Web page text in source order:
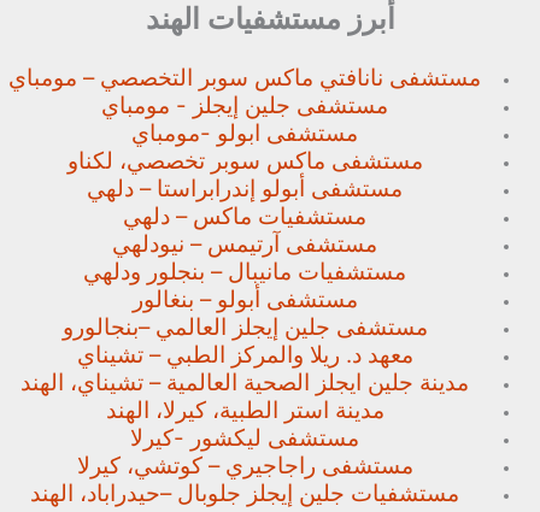
أبرز مستشفيات الهند
مستشفى نانافتي ماكس سوبر التخصصي – مومباي
مستشفى جلين إيجلز - مومباي
مستشفى ابولو -مومباي
مستشفى ماكس سوبر تخصصي، لكناو
مستشفى أبولو إندرابراستا – دلهي
مستشفيات ماكس – دلهي
مستشفى آرتيمس – نيودلهي
مستشفيات مانيبال – بنجلور ودلهي
مستشفى أبولو – بنغالور
مستشفى جلين إيجلز العالمي –بنجالورو
معهد د. ريلا والمركز الطبي – تشيناي
مدينة جلين ايجلز الصحية العالمية – تشيناي، الهند
مدينة استر الطبية، كيرلا، الهند
مستشفى ليكشور -كيرلا
مستشفى راجاجيري – كوتشي، كيرلا
مستشفيات جلين إيجلز جلوبال –حيدراباد، الهند